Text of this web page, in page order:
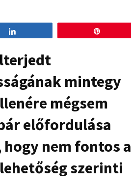
mintegy
mégsem
előfordulása
nem fontos a
szerinti